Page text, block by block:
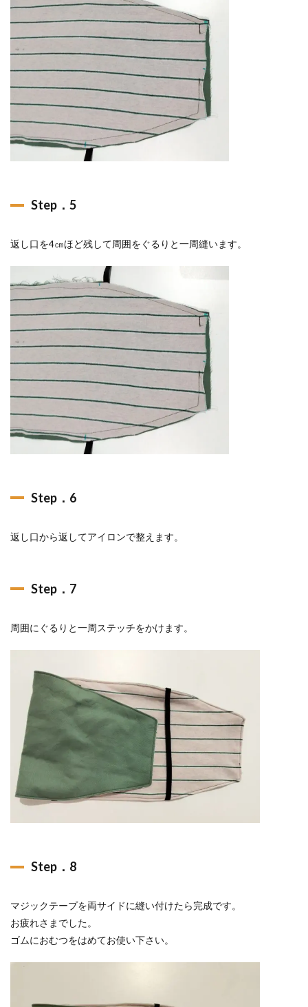
Step．5
返し口を4㎝ほど残して周囲をぐるりと一周縫います。
Step．6
返し口から返してアイロンで整えます。
Step．7
周囲にぐるりと一周ステッチをかけます。
Step．8
マジックテープを両サイドに縫い付けたら完成です。
お疲れさまでした。
ゴムにおむつをはめてお使い下さい。